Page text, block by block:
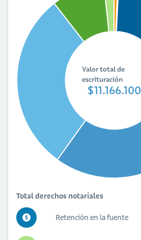
Valor total de
escrituración
$11.166.100
Total derechos notariales
Retención en la fuente